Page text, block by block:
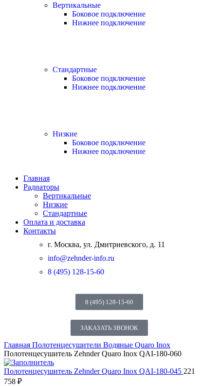
Вертикальные
Боковое подключение
Нижнее подключение
Стандартные
Боковое подключение
Нижнее подключение
Низкие
Боковое подключение
Нижнее подключение
Главная
Радиаторы
Вертикальные
Низкие
Стандартные
Оплата и доставка
Контакты
г. Москва, ул. Дмитриевского, д. 11
info@zehnder-info.ru
8 (495) 128-15-60
8 (495) 128-15-60
ЗАКАЗАТЬ ЗВОНОК
Главная Полотенцесушители Водяные Quaro Inox
Полотенцесушитель Zehnder Quaro Inox QAI-180-060
Полотенцесушитель Zehnder Quaro Inox QAI-180-045 221
758 ₽